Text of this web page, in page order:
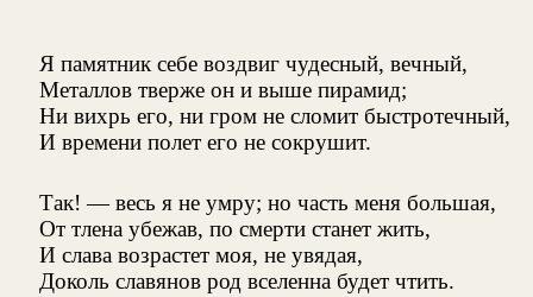
Я памятник себе воздвиг чудесный, вечный,
Металлов тверже он и выше пирамид;
Ни вихрь его, ни гром не сломит быстротечный,
И времени полет его не сокрушит.
Так! — весь я не умру; но часть меня большая,
От тлена убежав, по смерти станет жить,
И слава возрастет моя, не увядая,
Доколь славянов род вселенна будет чтить.